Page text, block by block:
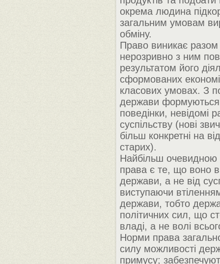
окрема людина
загальним умовам
обміну.
Право виникає
нерозривно з ним
результатом його
сформованих
класових умовах. З
держави формуються
поведінки, невідомі
суспільству (нові
більш конкретні на
старих).
Найбільш очевидною
права є те, що воно
держави, а не від
виступаючи
держави, тобто
політичних сил, що
владі, а не волі
Норми права
силу можливості
примусу;